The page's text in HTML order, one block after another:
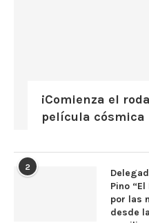
¡Comienza el
película cósmica
2
Pino
por las
desde